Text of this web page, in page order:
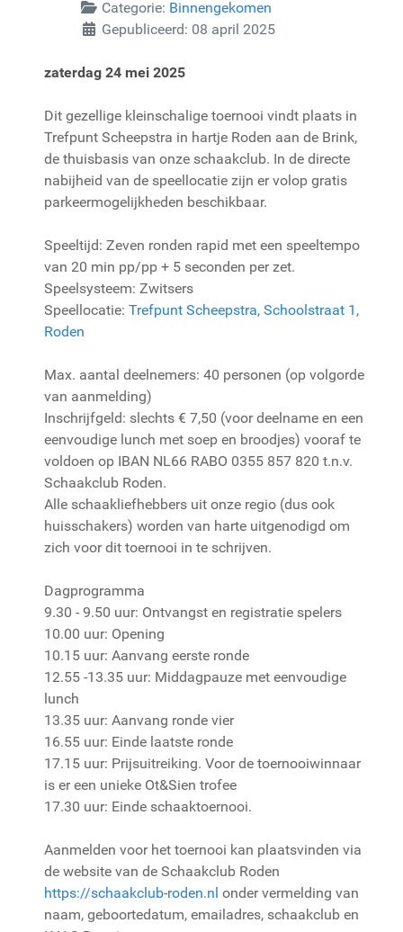
Categorie: Binnengekomen
Gepubliceerd: 08 april 2025
zaterdag 24 mei 2025
Dit gezellige kleinschalige toernooi vindt plaats in
Trefpunt Scheepstra in hartje Roden aan de Brink,
de thuisbasis van onze schaakclub. In de directe
nabijheid van de speellocatie zijn er volop gratis
parkeermogelijkheden beschikbaar.
Speeltijd: Zeven ronden rapid met een speeltempo
van 20 min pp/pp + 5 seconden per zet.
Speelsysteem: Zwitsers
Speellocatie: Trefpunt Scheepstra, Schoolstraat 1,
Roden
Max. aantal deelnemers: 40 personen (op volgorde
van aanmelding)
Inschrijfgeld: slechts € 7,50 (voor deelname en een
eenvoudige lunch met soep en broodjes) vooraf te
voldoen op IBAN NL66 RABO 0355 857 820 t.n.v.
Schaakclub Roden.
Alle schaakliefhebbers uit onze regio (dus ook
huisschakers) worden van harte uitgenodigd om
zich voor dit toernooi in te schrijven.
Dagprogramma
9.30 - 9.50 uur: Ontvangst en registratie spelers
10.00 uur: Opening
10.15 uur: Aanvang eerste ronde
12.55 -13.35 uur: Middagpauze met eenvoudige
lunch
13.35 uur: Aanvang ronde vier
16.55 uur: Einde laatste ronde
17.15 uur: Prijsuitreiking. Voor de toernooiwinnaar
is er een unieke Ot&Sien trofee
17.30 uur: Einde schaaktoernooi.
Aanmelden voor het toernooi kan plaatsvinden via
de website van de Schaakclub Roden
https://schaakclub-roden.nl onder vermelding van
naam, geboortedatum, emailadres, schaakclub en